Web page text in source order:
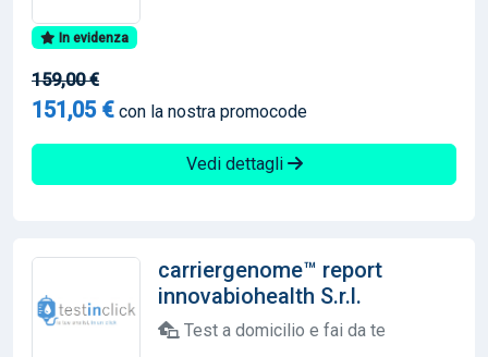
In evidenza
159,00 €
151,05 € con la nostra promocode
Vedi dettagli
carriergenome™ report
innovabiohealth S.r.l.
Test a domicilio e fai da te